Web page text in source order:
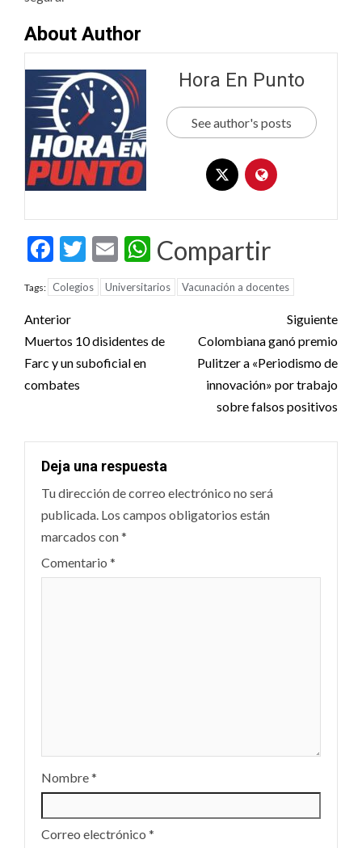
About Author
Hora En Punto
See author's posts
Facebook
Twitter
EmailWhatsApp
Compartir
Tags: Colegios Universitarios Vacunación a docentes
Post
navigation
Anterior
Muertos 10 disidentes de
Farc y un suboficial en
combates
Siguiente
Colombiana ganó premio
Pulitzer a «Periodismo de
innovación» por trabajo
sobre falsos positivos
Deja una respuesta
Tu dirección de correo electrónico no será
publicada. Los campos obligatorios están
marcados con*
Comentario *
Nombre*
Correo electrónico *